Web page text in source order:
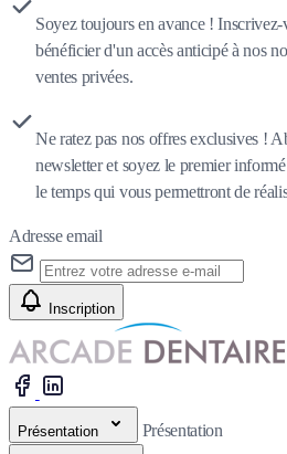
Soyez toujours en avance !
bénéficier d'un accès anticipé à nos
ventes privées.
Ne ratez pas nos offres exclusives !
newsletter et soyez le premier
le temps qui vous permettront de
Adresse email
Inscription
Présentation Présentation